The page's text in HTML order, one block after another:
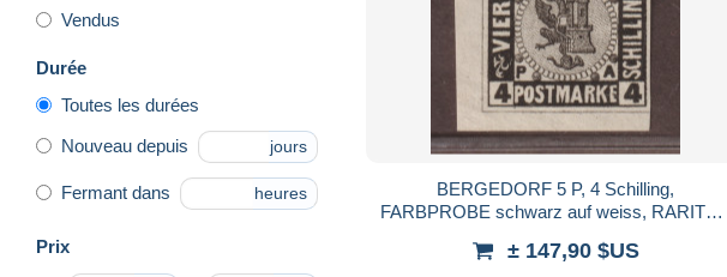
Vendus
Durée
Toutes les durées
Nouveau depuis jours
Fermant dans heures
Prix
BERGEDORF 5 P, 4 Schilling,
FARBPROBE schwarz auf weiss, RARITÄT,
± 147,90 $US